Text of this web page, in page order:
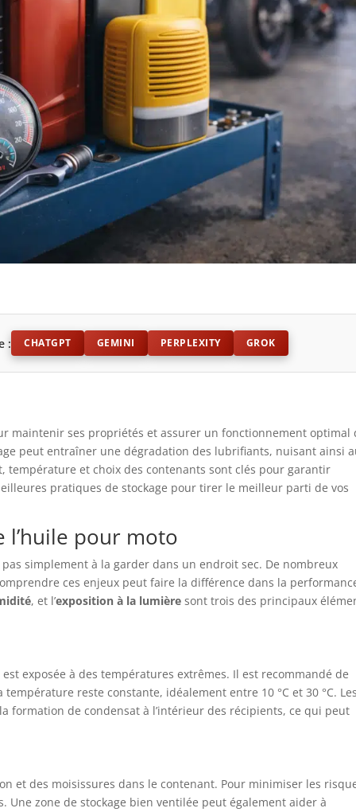
: CHATGPT GEMINI PERPLEXITY GROK
maintenir ses propriétés et assurer un fonctionnement optimal
peut entraîner une dégradation des lubrifiants, nuisant ainsi
température et choix des contenants sont clés pour garantir
pratiques de stockage pour tirer le meilleur parti de vos
l’huile pour moto
simplement à la garder dans un endroit sec. De nombreux
ces enjeux peut faire la différence dans la
, et l’exposition à la lumière sont trois des principaux
exposée à des températures extrêmes. Il est recommandé de
reste constante, idéalement entre 10 °C et 30 °C.
formation de condensat à l’intérieur des récipients, ce qui peut
et des moisissures dans le contenant. Pour minimiser les
Une zone de stockage bien ventilée peut également aider à